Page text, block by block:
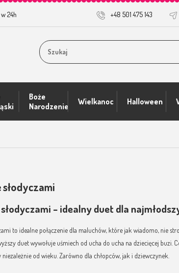
24h +48 501 475 143
Boże
Narodzenie
Wielkanoc Halloween
– idealny duet dla
to idealne połączenie dla maluchów, które jak wiadomo, nie
duet wywołuje uśmiech od ucha do ucha na dziecięcej
od wieku. Zarówno dla chłopców, jak i dziewczynek.